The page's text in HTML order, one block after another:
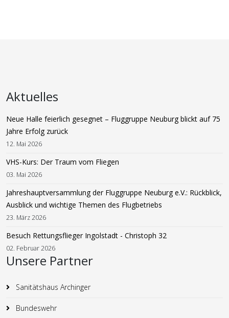
Aktuelles
Neue Halle feierlich gesegnet – Fluggruppe Neuburg blickt auf 75
Jahre Erfolg zurück
12. Mai 2026
VHS-Kurs: Der Traum vom Fliegen
03. Mai 2026
Jahreshauptversammlung der Fluggruppe Neuburg e.V.: Rückblick,
Ausblick und wichtige Themen des Flugbetriebs
23. März 2026
Besuch Rettungsflieger Ingolstadt - Christoph 32
02. Februar 2026
Unsere Partner
Sanitätshaus Archinger
Bundeswehr